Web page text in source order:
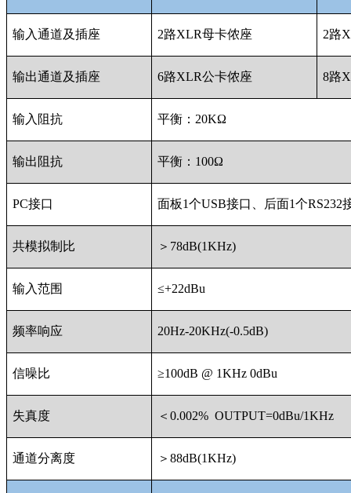
输入通道及插座 2路XLR母卡侬座 2路
输出通道及插座 6路XLR公卡侬座 8路
输入阻抗 平衡：20KΩ
输出阻抗 平衡：100Ω
PC接口 面板1个USB接口、后面1个RS232
共模拟制比 ＞78dB(1KHz)
输入范围 ≤+22dBu
频率响应 20Hz-20KHz(-0.5dB)
信噪比 ≥100dB @ 1KHz 0dBu
失真度 ＜0.002% OUTPUT=0dBu/1KHz
通道分离度 ＞88dB(1KHz)